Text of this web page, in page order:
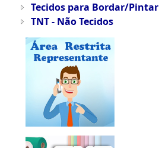
Tecidos para Bordar/Pintar
TNT - Não Tecidos